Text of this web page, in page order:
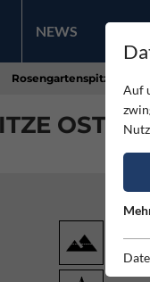
NEWS
Rosengartenspitze
Auf